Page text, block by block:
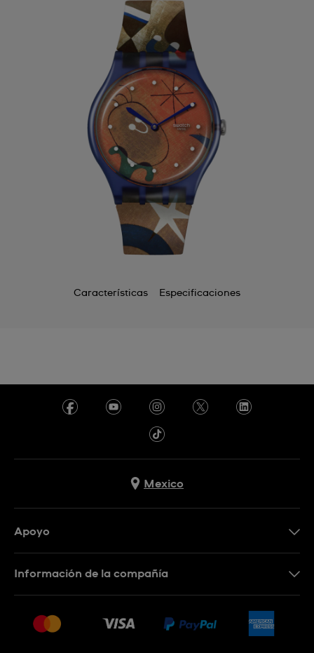
Características Especificaciones
Mexico
Apoyo
Condiciones de venta
Información de la compañía
Empleo